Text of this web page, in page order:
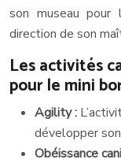
son museau
direction de son
Les activités
pour le mini
Agility :
développer
Obéissance